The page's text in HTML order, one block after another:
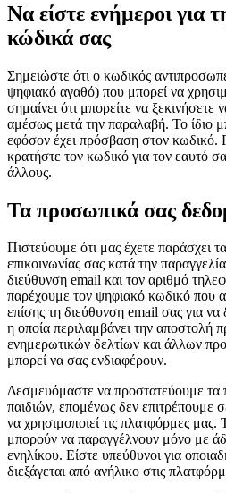
Να είστε ενήμεροι για
κώδικά σας
Σημειώστε ότι ο κωδικός
ψηφιακό αγαθό) που μπορεί να
σημαίνει ότι μπορείτε να ξεκινήσετε
αμέσως μετά την παραλαβή. Το ίδιο
εφόσον έχει πρόσβαση στον κωδικό.
κρατήστε τον κωδικό για τον εαυτό
άλλους.
Τα προσωπικά σας
Πιστεύουμε ότι μας έχετε παράσχει
επικοινωνίας σας κατά την
διεύθυνση email και τον αριθμό
παρέχουμε τον ψηφιακό κωδικό που
επίσης τη διεύθυνση email σας για
η οποία περιλαμβάνει την αποστολή
ενημερωτικών δελτίων και άλλων
μπορεί να σας ενδιαφέρουν.
Δεσμευόμαστε να προστατεύουμε
παιδιών, επομένως δεν επιτρέπουμε
να χρησιμοποιεί τις πλατφόρμες
μπορούν να παραγγέλνουν μόνο με
ενηλίκου. Είστε υπεύθυνοι για
διεξάγεται από ανήλικο στις